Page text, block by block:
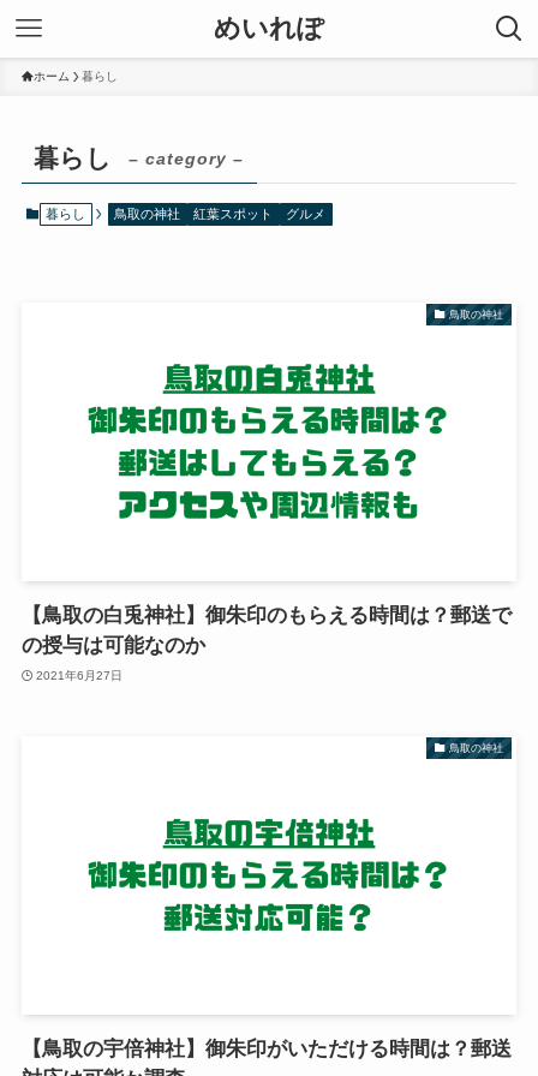
めいれぽ
ホーム 暮らし
暮らし – category –
暮らし 鳥取の神社 紅葉スポット グルメ
鳥取の神社
【鳥取の白兎神社】御朱印のもらえる時間は？郵送で
の授与は可能なのか
2021年6月27日
鳥取の神社
【鳥取の宇倍神社】御朱印がいただける時間は？郵送